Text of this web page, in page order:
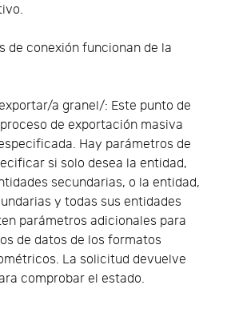
de conexión funcionan de la
a granel/: Este punto de
de exportación masiva
Hay parámetros de
si solo desea la entidad,
secundarias, o la entidad,
y todas sus entidades
parámetros adicionales para
de datos de los formatos
La solicitud devuelve
comprobar el estado.